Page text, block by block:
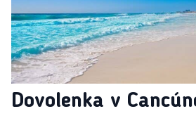
Dovolenka v